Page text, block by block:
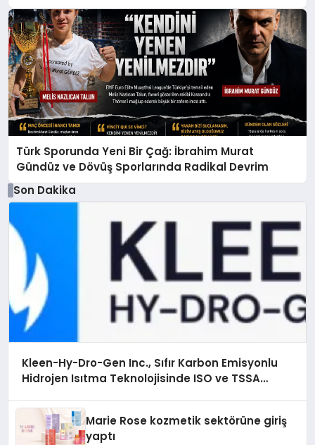
Türk Sporunda Yeni Bir Çağ: İbrahim Murat
Gündüz ve Dövüş Sporlarında Radikal Devrim
Son Dakika
Kleen-Hy-Dro-Gen Inc., Sıfır Karbon Emisyonlu
Hidrojen Isıtma Teknolojisinde ISO ve TSSA
Marie Rose kozmetik sektörüne giriş
yaptı